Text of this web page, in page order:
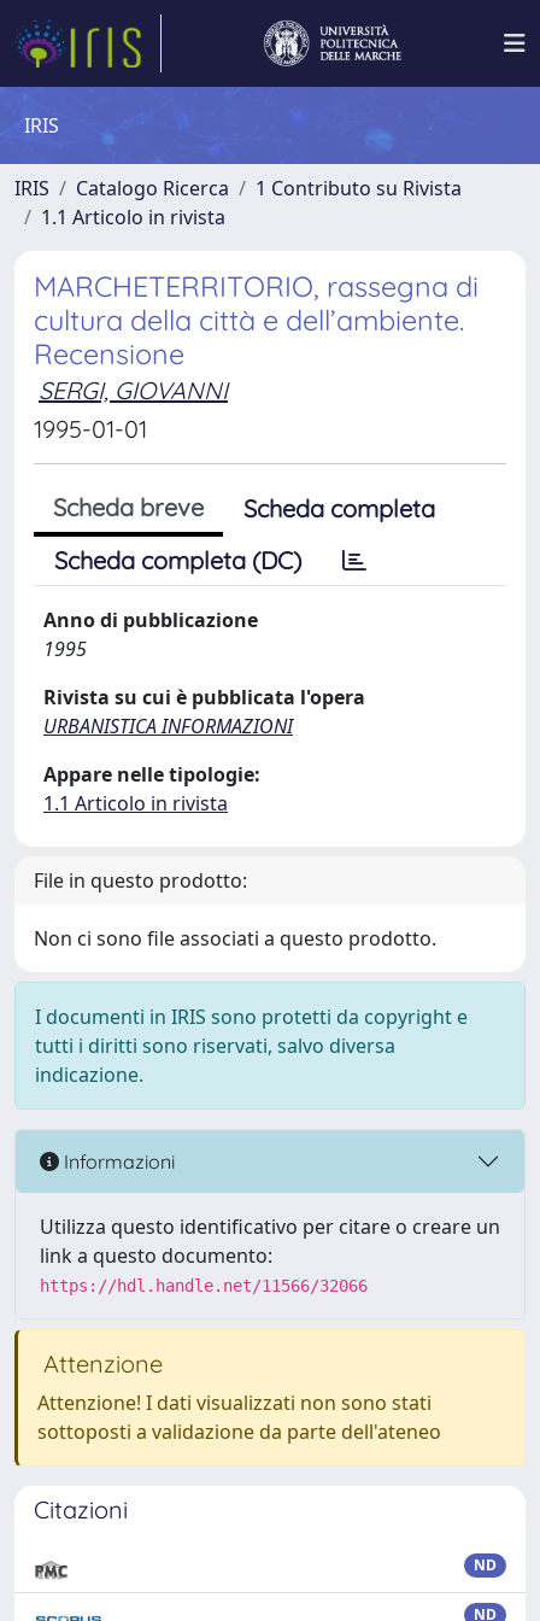
IRIS
IRIS Catalogo Ricerca
1 Contributo su Rivista
1.1 Articolo in rivista
MARCHETERRITORIO, rassegna di
cultura della città e dell’ambiente.
Recensione
SERGI, GIOVANNI
1995-01-01
Scheda breve
Scheda completa
Scheda completa (DC)
Anno di pubblicazione
1995
Rivista su cui è pubblicata l'opera
URBANISTICA INFORMAZIONI
Appare nelle tipologie:
1.1 Articolo in rivista
File in questo prodotto:
Non ci sono file associati a questo prodotto.
I documenti in IRIS sono protetti da copyright e
tutti i diritti sono riservati, salvo diversa
indicazione.
Informazioni
Utilizza questo identificativo per citare o creare un
link a questo documento:
https://hdl.handle.net/11566/32066
Attenzione
Attenzione! I dati visualizzati non sono stati
sottoposti a validazione da parte dell'ateneo
Citazioni
ND
ND